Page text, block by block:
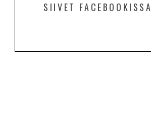
SIIVET FACEBOOKISSA